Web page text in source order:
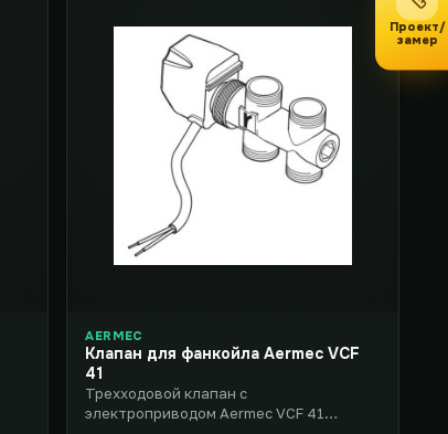
AERMEC
Клапан для фанкойла Aermec VCF
41
Трехходовой клапан с
электроприводом Aermec VCF 41
Проект/
замер